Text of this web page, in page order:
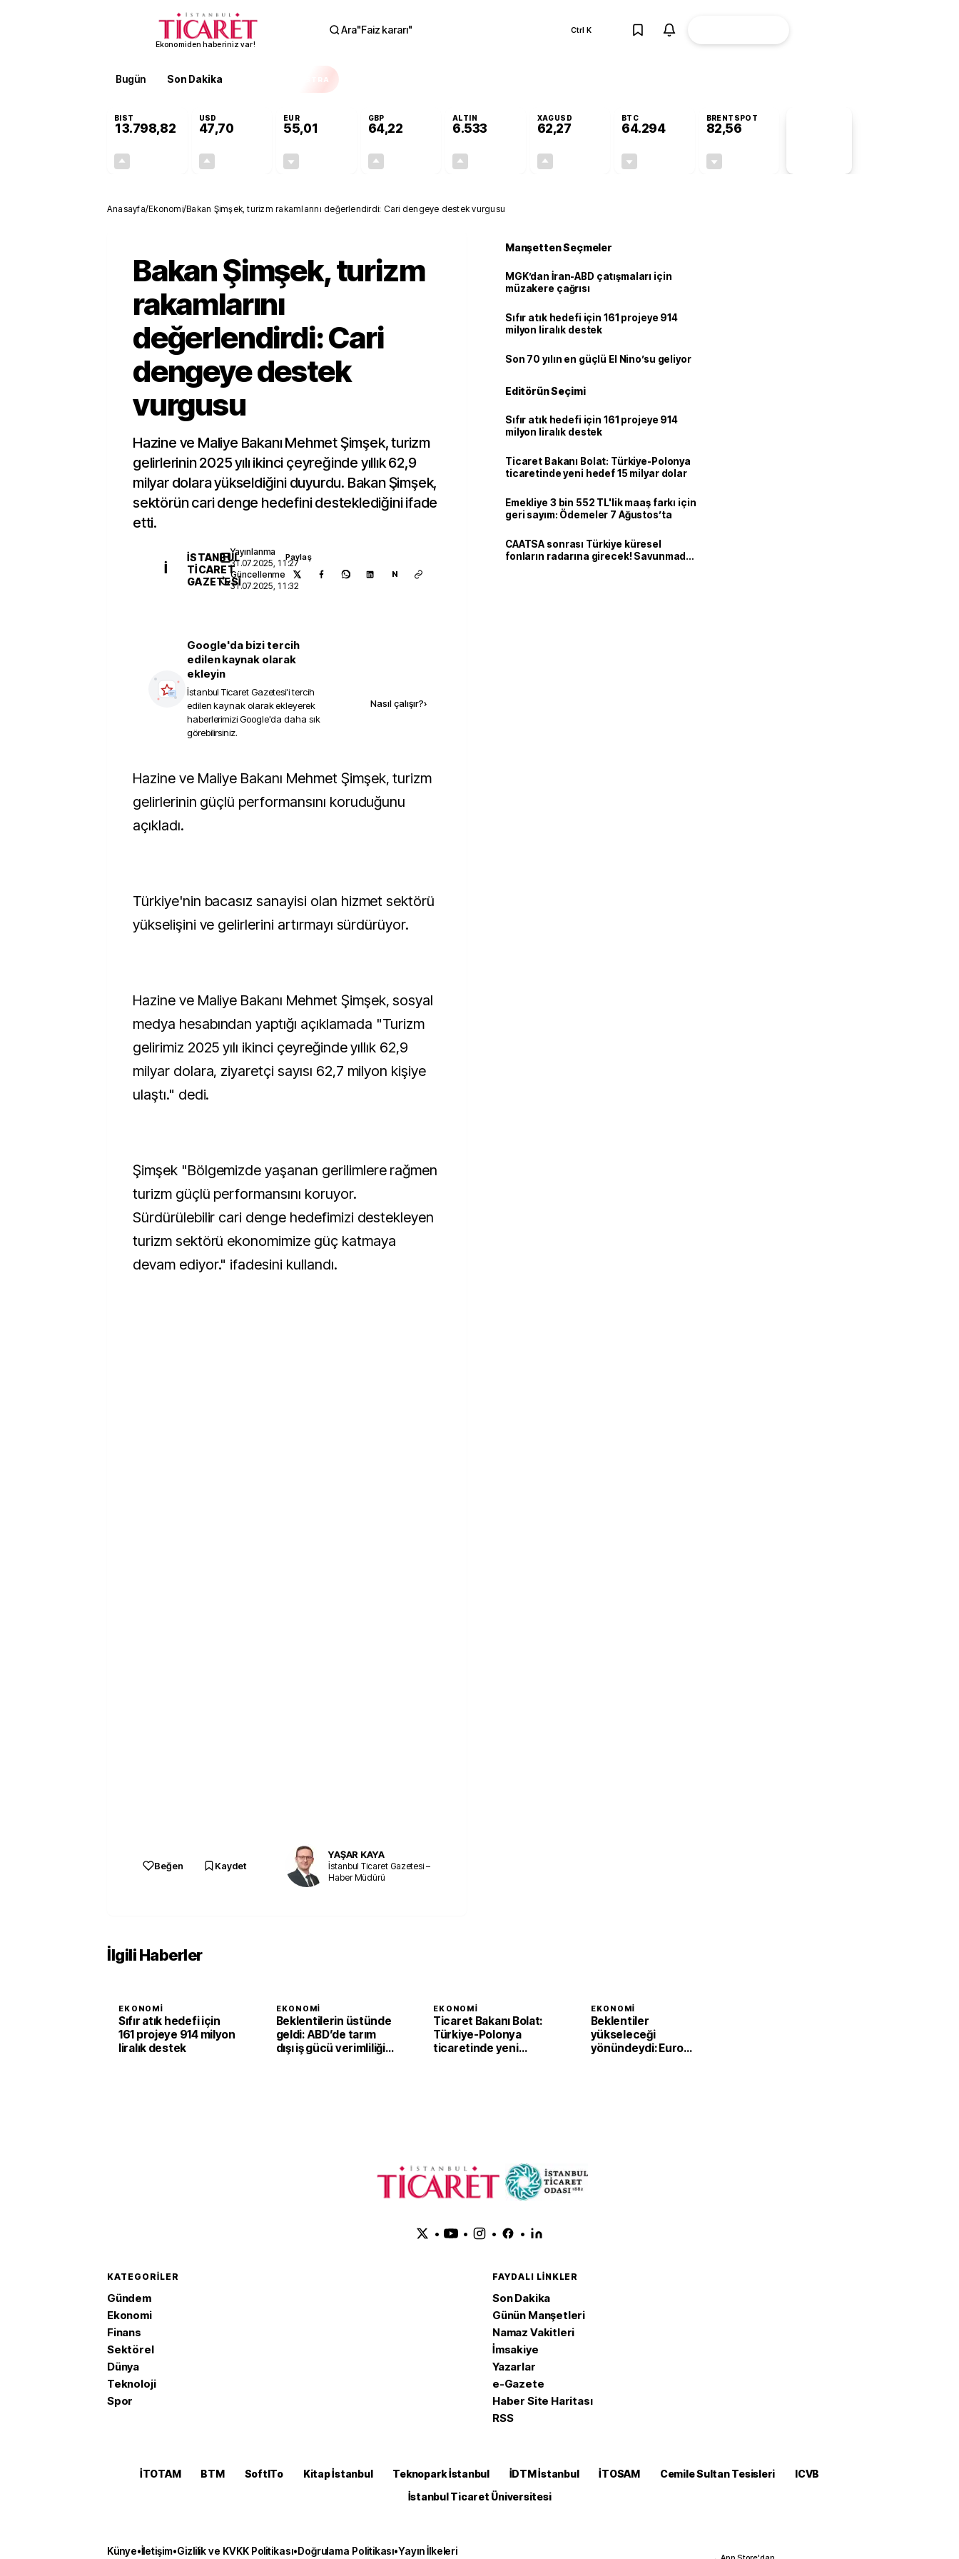
Ekonomiden haberiniz var!
Ara"Faiz kararı" Ctrl K
Bugün Son Dakika EKSTRA
BIST
13.798,82
USD
47,70
EUR
55,01
GBP
64,22
ALTIN
6.533
XAGUSD
62,27
BTC
64.294
BRENTSPOT
82,56
Anasayfa/Ekonomi/Bakan Şimşek, turizm rakamlarını değerlendirdi: Cari dengeye destek vurgusu
Bakan Şimşek, turizm
rakamlarını
değerlendirdi: Cari
dengeye destek
vurgusu
Hazine ve Maliye Bakanı Mehmet Şimşek, turizm
gelirlerinin 2025 yılı ikinci çeyreğinde yıllık 62,9
milyar dolara yükseldiğini duyurdu. Bakan Şimşek,
sektörün cari denge hedefini desteklediğini ifade
etti.
İ
İSTANBUL
TICARET
GAZETESI
Yayınlanma
31.07.2025, 11:27
Güncellenme
31.07.2025, 11:32
Paylaş
N
Google'da bizi tercih
edilen kaynak olarak
ekleyin
İstanbul Ticaret Gazetesi'i tercih
edilen kaynak olarak ekleyerek
haberlerimizi Google'da daha sık
görebilirsiniz.
Nasıl çalışır?›
Hazine ve Maliye Bakanı Mehmet Şimşek, turizm
gelirlerinin güçlü performansını koruduğunu
açıkladı.
Türkiye'nin bacasız sanayisi olan hizmet sektörü
yükselişini ve gelirlerini artırmayı sürdürüyor.
Hazine ve Maliye Bakanı Mehmet Şimşek, sosyal
medya hesabından yaptığı açıklamada "Turizm
gelirimiz 2025 yılı ikinci çeyreğinde yıllık 62,9
milyar dolara, ziyaretçi sayısı 62,7 milyon kişiye
ulaştı." dedi.
Şimşek "Bölgemizde yaşanan gerilimlere rağmen
turizm güçlü performansını koruyor.
Sürdürülebilir cari denge hedefimizi destekleyen
turizm sektörü ekonomimize güç katmaya
devam ediyor." ifadesini kullandı.
Beğen Kaydet
YAŞAR KAYA
İstanbul Ticaret Gazetesi –
Haber Müdürü
Manşetten Seçmeler
MGK’dan İran-ABD çatışmaları için
müzakere çağrısı
Sıfır atık hedefi için 161 projeye 914
milyon liralık destek
Son 70 yılın en güçlü El Nino’su geliyor
Editörün Seçimi
Sıfır atık hedefi için 161 projeye 914
milyon liralık destek
Ticaret Bakanı Bolat: Türkiye-Polonya
ticaretinde yeni hedef 15 milyar dolar
Emekliye 3 bin 552 TL'lik maaş farkı için
geri sayım: Ödemeler 7 Ağustos’ta
CAATSA sonrası Türkiye küresel
fonların radarına girecek! Savunmadan
İlgili Haberler
EKONOMI
Sıfır atık hedefi için
161 projeye 914 milyon
liralık destek
EKONOMI
Beklentilerin üstünde
geldi: ABD’de tarım
dışı iş gücü verimliliği
EKONOMI
Ticaret Bakanı Bolat:
Türkiye-Polonya
ticaretinde yeni
EKONOMI
Beklentiler
yükseleceği
yönündeydi: Euro
• • • •
KATEGORILER
Gündem
Ekonomi
Finans
Sektörel
Dünya
Teknoloji
Spor
FAYDALI LINKLER
Son Dakika
Günün Manşetleri
Namaz Vakitleri
İmsakiye
Yazarlar
e-Gazete
Haber Site Haritası
RSS
İTOTAM BTM SoftITo Kitap İstanbul Teknopark İstanbul İDTM İstanbul İTOSAM Cemile Sultan Tesisleri
ICVB
İstanbul Ticaret Üniversitesi
Künye•İletişim•Gizlilik ve KVKK Politikası•Doğrulama Politikası•Yayın İlkeleri